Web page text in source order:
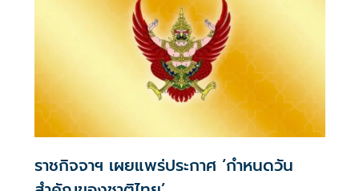
ราชกิจจาฯ เผยแพร่ประกาศ ‘กำหนดวัน